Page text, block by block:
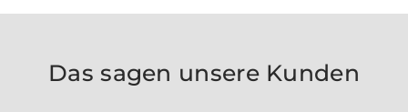
Das sagen unsere Kunden